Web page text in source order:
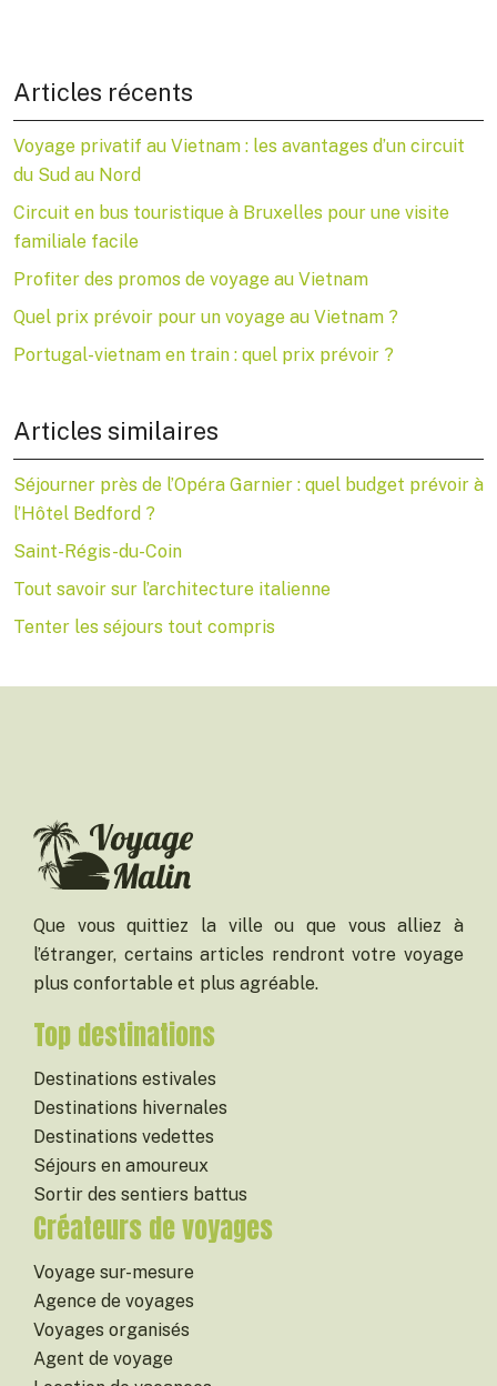
Articles récents
Voyage privatif au Vietnam : les avantages d’un circuit
du Sud au Nord
Circuit en bus touristique à Bruxelles pour une visite
familiale facile
Profiter des promos de voyage au Vietnam
Quel prix prévoir pour un voyage au Vietnam ?
Portugal-vietnam en train : quel prix prévoir ?
Articles similaires
Séjourner près de l’Opéra Garnier : quel budget prévoir à
l’Hôtel Bedford ?
Saint-Régis-du-Coin
Tout savoir sur l’architecture italienne
Tenter les séjours tout compris
Que vous quittiez la ville ou que vous alliez à
l’étranger, certains articles rendront votre voyage
plus confortable et plus agréable.
Top destinations
Destinations estivales
Destinations hivernales
Destinations vedettes
Séjours en amoureux
Sortir des sentiers battus
Créateurs de voyages
Voyage sur-mesure
Agence de voyages
Voyages organisés
Agent de voyage